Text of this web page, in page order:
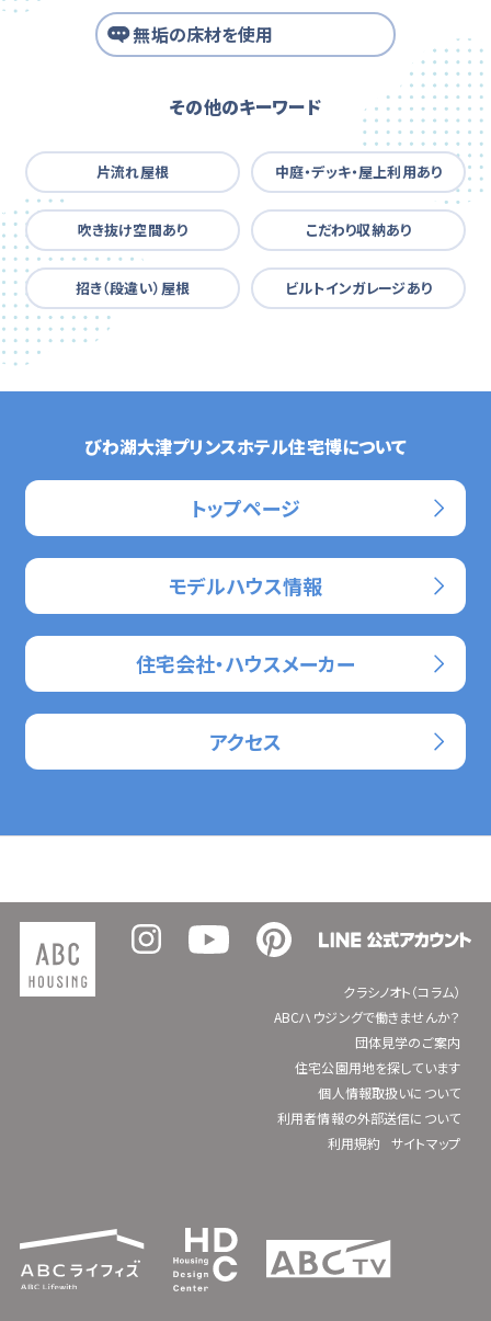
無垢の床材を使用
その他のキーワード
片流れ屋根 中庭・デッキ・屋上利用あり
吹き抜け空間あり こだわり収納あり
招き（段違い）屋根 ビルトインガレージあり
びわ湖大津プリンスホテル住宅博について
トップページ
モデルハウス情報
住宅会社・ハウスメーカー
アクセス
クラシノオト（コラム）
ABCハウジングで働きませんか？
団体見学のご案内
住宅公園用地を探しています
個人情報取扱いについて
利用者情報の外部送信について
利用規約
サイトマップ